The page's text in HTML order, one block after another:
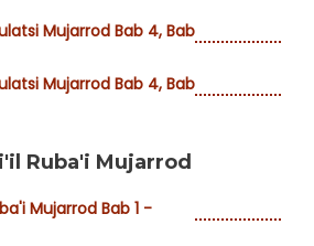
Mujarrod Bab 4, Bab
Mujarrod Bab 4, Bab
Ruba'i Mujarrod
Mujarrod Bab 1 -